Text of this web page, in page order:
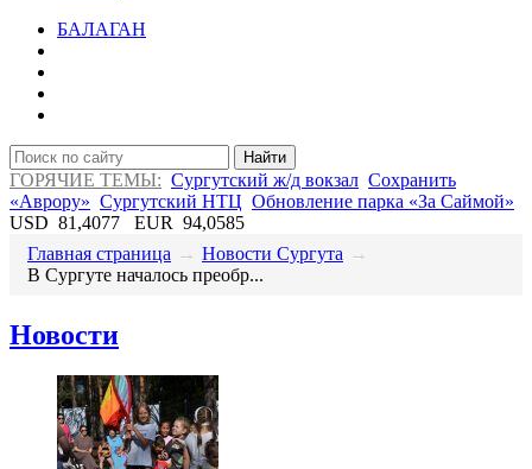
БАЛАГАН
Найти
ГОРЯЧИЕ ТЕМЫ: Сургутский ж/д вокзал Сохранить
«Аврору» Сургутский НТЦ Обновление парка «За Саймой»
USD 81,4077 EUR 94,0585
Главная страница → Новости Сургута →
​В Сургуте началось преобр...
Новости